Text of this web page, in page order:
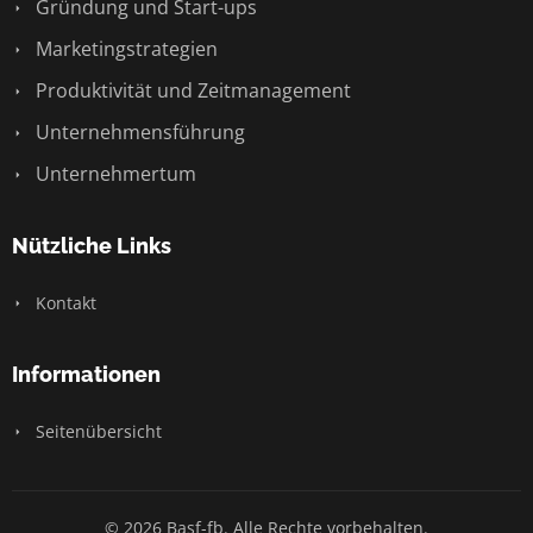
Gründung und Start-ups
Marketingstrategien
Produktivität und Zeitmanagement
Unternehmensführung
Unternehmertum
Nützliche Links
Kontakt
Informationen
Seitenübersicht
© 2026 Basf-fb. Alle Rechte vorbehalten.